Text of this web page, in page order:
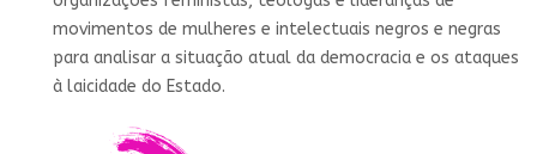
movimentos de mulheres e intelectuais negros e negras
para analisar a situação atual da democracia e os ataques
à laicidade do Estado.